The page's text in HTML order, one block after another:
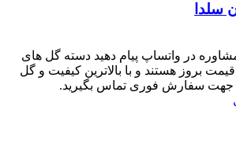
سلدا
در واتساپ پیام دهید دسته گل های
بروز هستند و با بالاترین کیفیت و گل
جهت سفارش فوری تماس بگیرید.